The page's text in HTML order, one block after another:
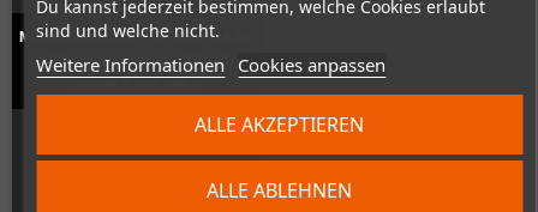
Du kannst jederzeit bestimmen, welche Cookies erlaubt
sind und welche nicht.
Weitere Informationen Cookies anpassen
ALLE ABLEHNEN
ALLE AKZEPTIEREN
McWill GameGear Full Mod - 2ASIC
(HDMI, LiPo-Akkus, IPS-LCD,
Schon fast ausverkauft